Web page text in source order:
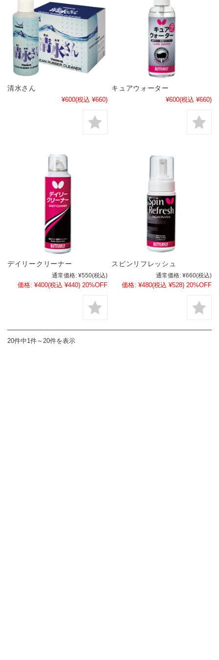
清水さん
¥600(税込 ¥660)
キュアウォーター
¥600(税込 ¥660)
デイリークリーナー
通常価格: ¥550(税込)
価格: ¥400(税込 ¥440) 20%OFF
スピンリフレッシュ
通常価格: ¥660(税込)
価格: ¥480(税込 ¥528) 20%OFF
20件中1件～20件を表示